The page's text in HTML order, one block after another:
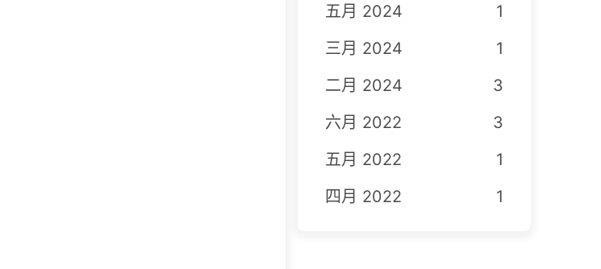
五月 2024
1
三月 2024
1
二月 2024
3
六月 2022
3
五月 2022
1
四月 2022
1